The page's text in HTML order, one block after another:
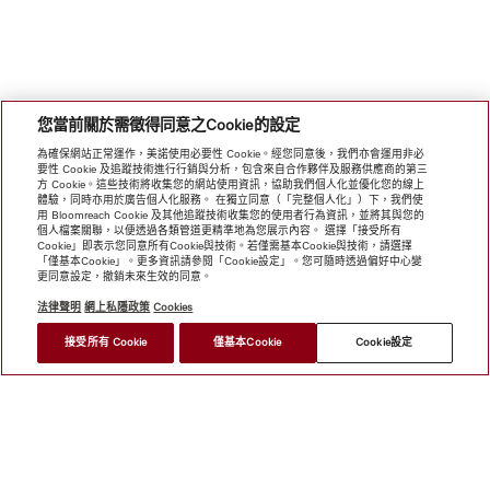
您當前關於需徵得同意之Cookie的設定
為確保網站正常運作，美諾使用必要性 Cookie。經您同意後，我們亦會運用非必
要性 Cookie 及追蹤技術進行行銷與分析，包含來自合作夥伴及服務供應商的第三
方 Cookie。這些技術將收集您的網站使用資訊，協助我們個人化並優化您的線上
體驗，同時亦用於廣告個人化服務。 在獨立同意（「完整個人化」）下，我們使
用 Bloomreach Cookie 及其他追蹤技術收集您的使用者行為資訊，並將其與您的
個人檔案關聯，以便透過各類管道更精準地為您展示內容。 選擇「接受所有
Cookie」即表示您同意所有Cookie與技術。若僅需基本Cookie與技術，請選擇
「僅基本Cookie」。更多資訊請參閱「Cookie設定」。您可隨時透過偏好中心變
更同意設定，撤銷未來生效的同意。
法律聲明 網上私隱政策 Cookies
接受所有 Cookie 僅基本Cookie Cookie設定